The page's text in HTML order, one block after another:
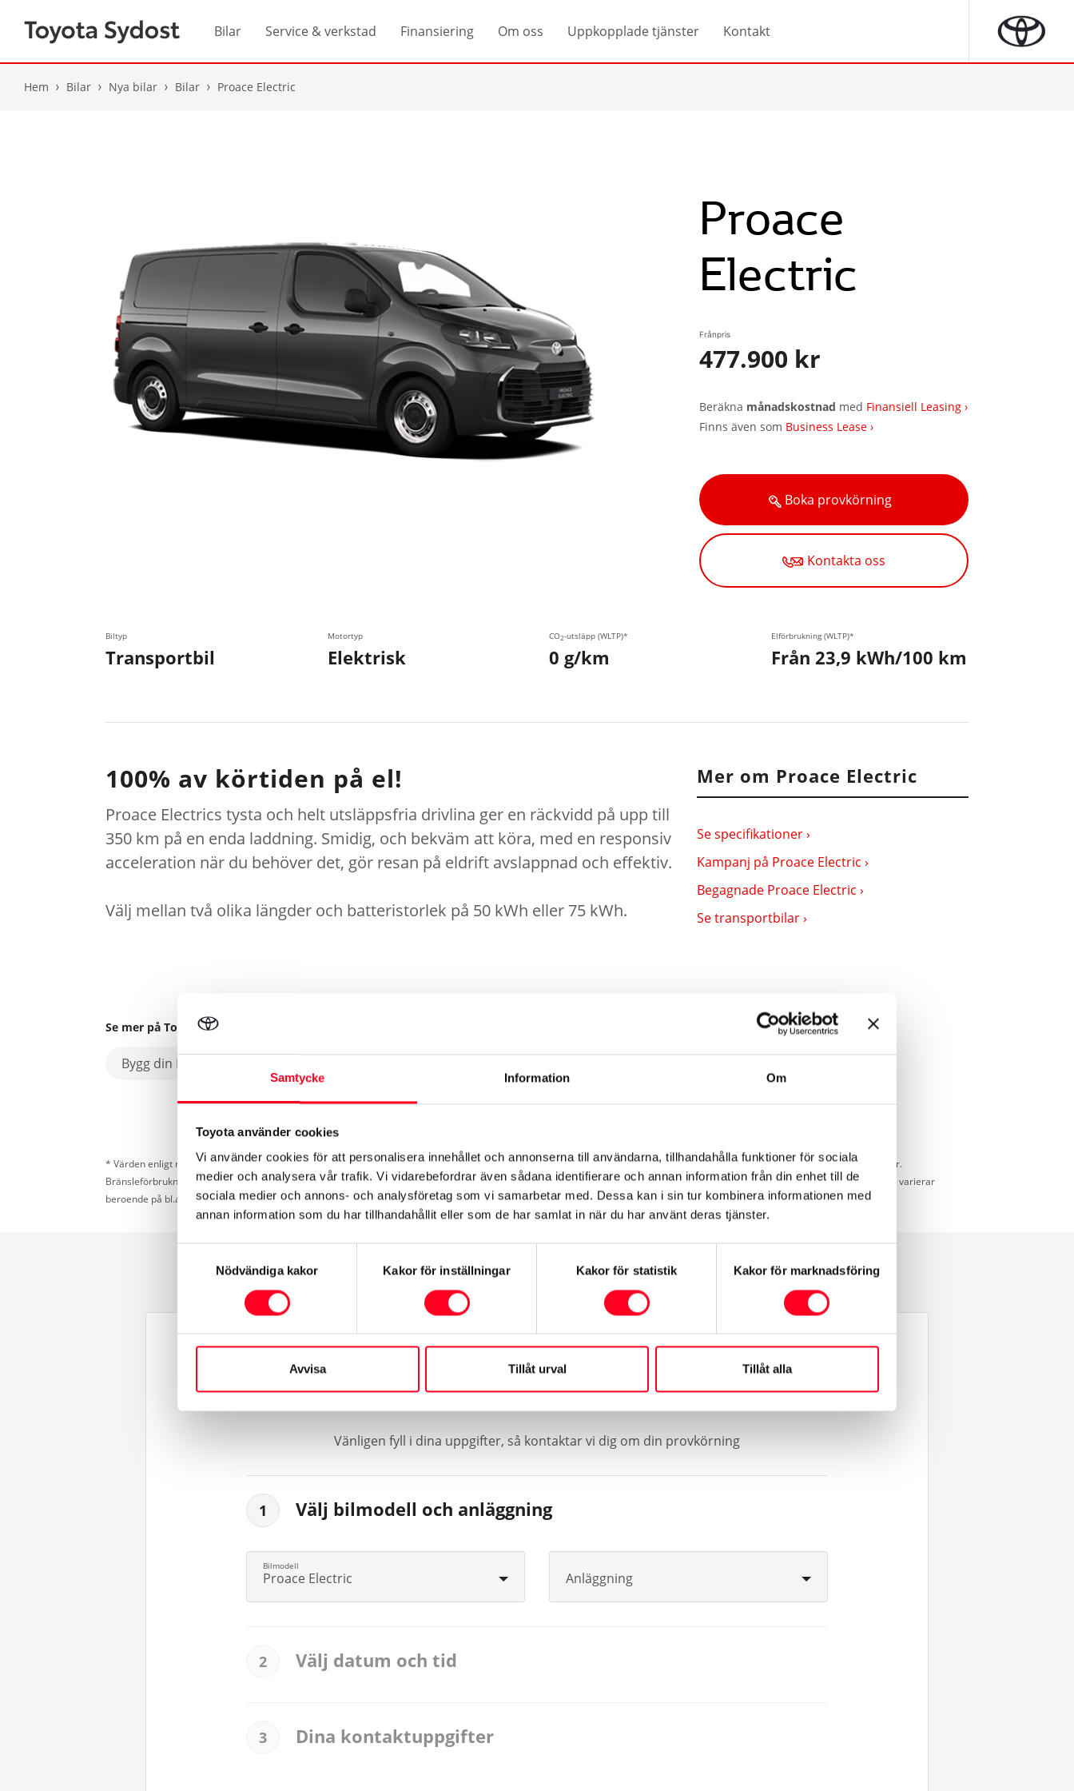
Samtycke Information Om
Toyota använder cookies
Vi använder cookies för att personalisera innehållet och annonserna till användarna, tillhandahålla funktioner för sociala
medier och analysera vår trafik. Vi vidarebefordrar även sådana identifierare och annan information från din enhet till de
sociala medier och annons- och analysföretag som vi samarbetar med. Dessa kan i sin tur kombinera informationen med
annan information som du har tillhandahållit eller som de har samlat in när du har använt deras tjänster.
Nödvändiga kakor
Kakor för inställningar Kakor för statistik Kakor för marknadsföring
Avvisa Tillåt urval Tillåt alla
Bilar Service & verkstad Finansiering Om oss Uppkopplade tjänster Kontakt
Hem Bilar Nya bilar Bilar Proace Electric
Proace
Electric
Frånpris
477.900 kr
Beräkna månadskostnad med Finansiell Leasing ›
Finns även som Business Lease ›
Boka provkörning
Kontakta oss
Biltyp
Transportbil
Motortyp
Elektrisk
CO2-utsläpp (WLTP)*
0 g/km
Elförbrukning (WLTP)*
Från 23,9 kWh/100 km
100% av körtiden på el!
Proace Electrics tysta och helt utsläppsfria drivlina ger en räckvidd på upp till
350 km på en enda laddning. Smidig, och bekväm att köra, med en responsiv
acceleration när du behöver det, gör resan på eldrift avslappnad och effektiv.
Välj mellan två olika längder och batteristorlek på 50 kWh eller 75 kWh.
Mer om Proace Electric
Se specifikationer ›
Kampanj på Proace Electric ›
Begagnade Proace Electric ›
Se transportbilar ›
Se mer på Toyota.se
Bygg din Proace Electric
* Värden enligt nya testcykeln WLTP som gäller för förbrukning och koldioxid (CO ) vid blandad körning. Denna deklaration är främst avsedd för jämförelse mellan olika bilmodeller.
Bränsleförbrukning och koldioxid (CO 2) kan bli högre eller lägre beroende på bl a utrustning, körsätt och körförhållanden. Faktisk räckvidd som uppnås under verkliga förhållanden varierar
beroende på bl.a. temperatur, last- och dragvikt.
Boka provkörning
Vänligen fyll i dina uppgifter, så kontaktar vi dig om din provkörning
1 Välj bilmodell och anläggning
Proace Electric Anläggning
2 Välj datum och tid
3 Dina kontaktuppgifter